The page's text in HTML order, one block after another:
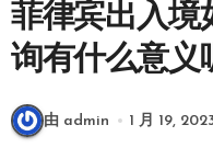
菲律宾出入境
询有什么意义
由 admin 1 月 19,